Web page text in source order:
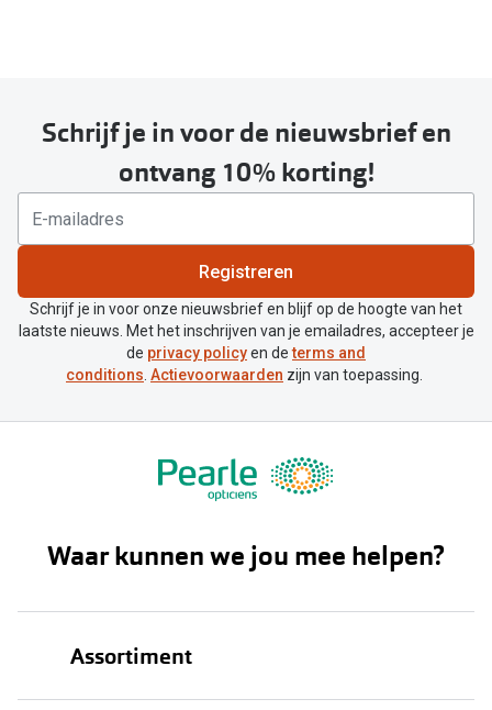
Diameter: doorsnede van je lens in
millimeters. Dit wordt aangeven op de
Sferische sterkte: jouw benodigde
oogcorrectie, ofwel oogsterkte. Dit
wordt aangegeven op de verpakking
met PWR of SPH of D.
CYL
Cilinder: alleen van toepassing op bij
torische lenzen en wordt aangegeven
een negatief getal.Staat er CYL op
en moet jelenzen met
cilinder
Schrijf je in voor de nieuwsbrief en
ontvang 10% korting!
Registreren
Schrijf je in voor onze nieuwsbrief en blijf op de hoogte van het
laatste nieuws. Met het inschrijven van je emailadres, accepteer je
de privacy policyen determs and
conditions. Actievoorwaarden zijn van toepassing.
Waar kunnen we jou mee helpen?
Assortiment